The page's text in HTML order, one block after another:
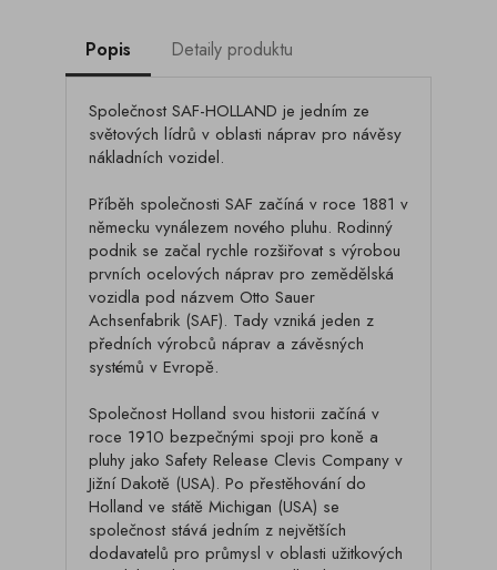
Popis Detaily produktu
Společnost SAF-HOLLAND je jedním ze
světových lídrů v oblasti náprav pro návěsy
nákladních vozidel.
Příběh společnosti SAF začíná v roce 1881 v
německu vynálezem nového pluhu. Rodinný
podnik se začal rychle rozšiřovat s výrobou
prvních ocelových náprav pro zemědělská
vozidla pod názvem Otto Sauer
Achsenfabrik (SAF). Tady vzniká jeden z
předních výrobců náprav a závěsných
systémů v Evropě.
Společnost Holland svou historii začíná v
roce 1910 bezpečnými spoji pro koně a
pluhy jako Safety Release Clevis Company v
Jižní Dakotě (USA). Po přestěhování do
Holland ve státě Michigan (USA) se
společnost stává jedním z největších
dodavatelů pro průmysl v oblasti užitkových